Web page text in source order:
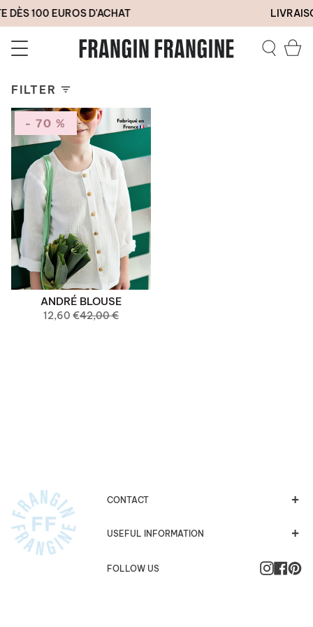
toDÈS 100 EUROS D'ACHAT
Search
FILTER
- 70 %
ANDRÉ BLOUSE
12,60 €42,00 €
CONTACT
USEFUL INFORMATION
FOLLOW US Instagram